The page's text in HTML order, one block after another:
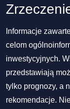
Informacje
celom
inwestycyjnych.
przedstawiają
tylko prognozy, a
rekomendacje.